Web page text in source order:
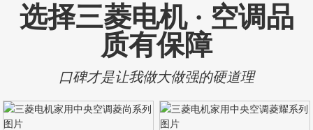
选择三菱电机 · 空调品
质有保障
口碑才是让我做大做强的硬道理